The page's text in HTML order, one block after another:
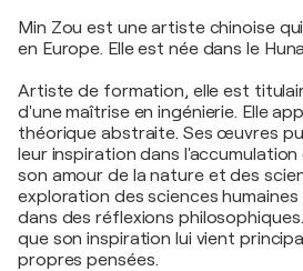
Min Zou est une artiste chinoise
en Europe. Elle est née dans le
Artiste de formation, elle est
d'une maîtrise en ingénierie. Elle
théorique abstraite. Ses œuvres
leur inspiration dans
son amour de la nature et des
exploration des sciences
dans des réflexions
que son inspiration lui vient
propres pensées.